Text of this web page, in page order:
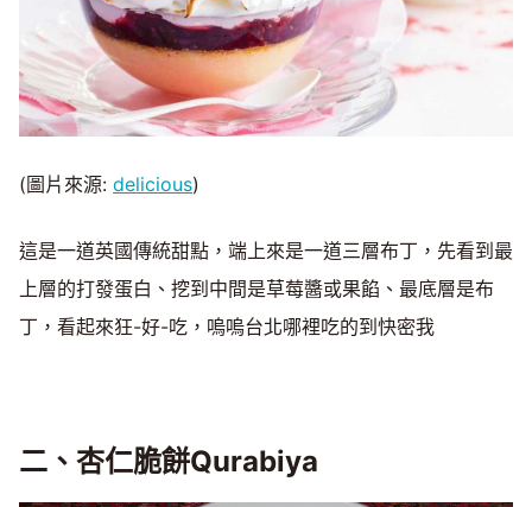
(圖片來源: delicious)
這是一道英國傳統甜點，端上來是一道三層布丁，先看到最
上層的打發蛋白、挖到中間是草莓醬或果餡、最底層是布
丁，看起來狂-好-吃，嗚嗚台北哪裡吃的到快密我
二、杏仁脆餅Qurabiya